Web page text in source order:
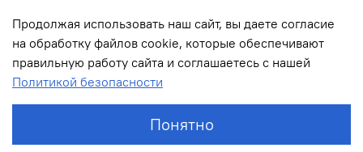
Информация для покупателей
Продолжая использовать наш сайт, вы даете согласие
на обработку файлов cookie, которые обеспечивают
правильную работу сайта и соглашаетесь с нашей
Политикой безопасности
Понятно